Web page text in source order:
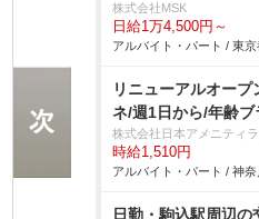
株式会社MSK
日給1万4,500円～
アルバイト・パート / 東京
リニューアルオー
ネ/週1日から/年齢ブ
株式会社日本アメニティ
時給1,510円
アルバイト・パート / 神
日勤・駒込駅周辺